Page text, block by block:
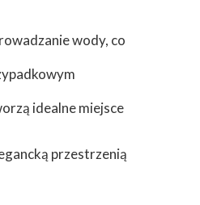
wody, co
idealne miejsce
przestrzenią